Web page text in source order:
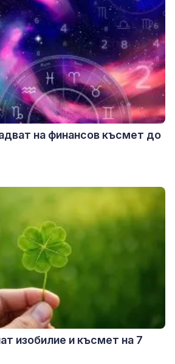
на финансов късмет до
изобилие и късмет на 7